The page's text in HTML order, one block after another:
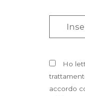
Ho
accordo